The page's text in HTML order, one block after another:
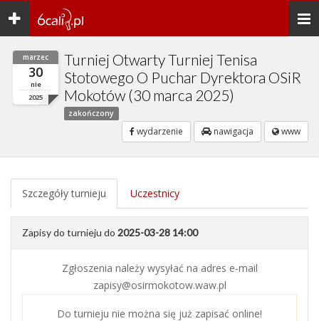
Toggle
navigation
marzec
30
nie
2025
Turniej Otwarty Turniej Tenisa
Stotowego O Puchar Dyrektora OSiR
Mokotów (30 marca 2025)
zakończony
wydarzenie nawigacja www
Szczegóły turnieju Uczestnicy
Zapisy do turnieju do 2025-03-28 14:00
Zgłoszenia należy wysyłać na adres e-mail
zapisy@osirmokotow.waw.pl
Do turnieju nie można się już zapisać online!